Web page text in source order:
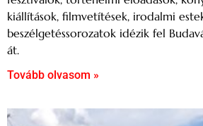
kiállítások, filmvetítések, irodalmi
beszélgetéssorozatok idézik fel
át.
Tovább olvasom »